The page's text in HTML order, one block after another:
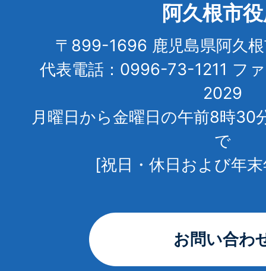
阿久根市
〒899-1696 鹿児島県阿久
代表電話：0996-73-1211 フ
2029
月曜日から金曜日の午前8時30
で
[祝日・休日および年
お問い合わ